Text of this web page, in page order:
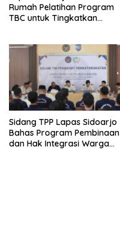
Rumah Pelatihan Program
TBC untuk Tingkatkan
Sidang TPP Lapas Sidoarjo
Bahas Program Pembinaan
dan Hak Integrasi Warga